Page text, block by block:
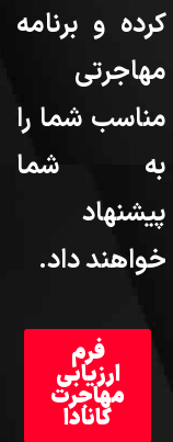
کرده و برنامه
مهاجرتی
مناسب شما را
به شما
پیشنهاد
خواهند داد.
فرم
ارزیابی
مهاجرت
کانادا